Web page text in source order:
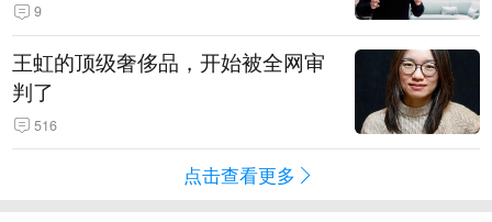
9
王虹的顶级奢侈品，开始被全网审
判了
516
点击查看更多